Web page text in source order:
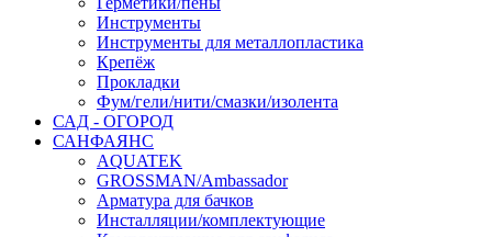
Инструменты
Инструменты для металлопластика
Крепёж
Прокладки
Фум/гели/нити/смазки/изолента
САД - ОГОРОД
САНФАЯНС
AQUATEK
GROSSMAN/Ambassador
Арматура для бачков
Инсталляции/комплектующие